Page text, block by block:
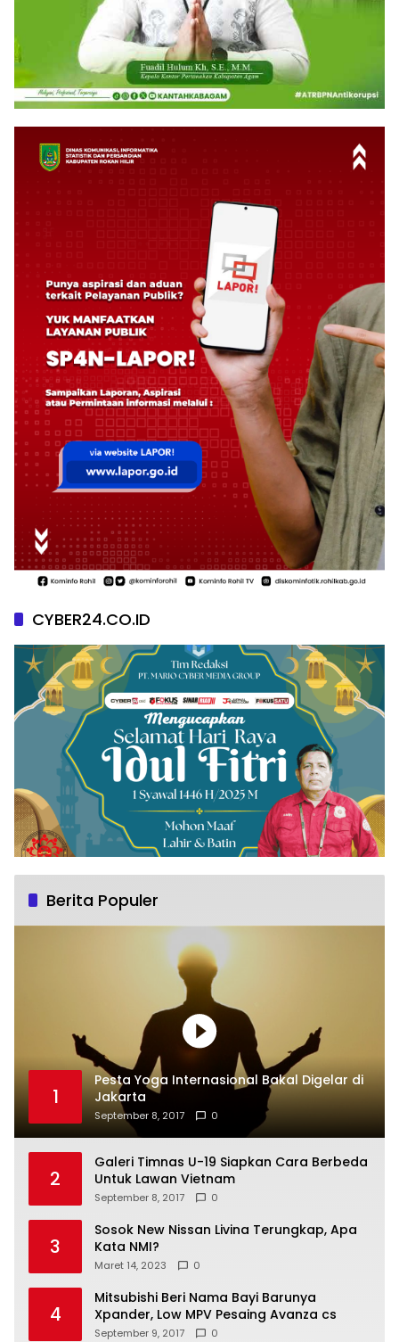
CYBER24.CO.ID
Berita Populer
1
Pesta Yoga Internasional Bakal Digelar di
Jakarta
September 8, 2017 0
2
Galeri Timnas U-19 Siapkan Cara Berbeda
Untuk Lawan Vietnam
September 8, 2017 0
3
Sosok New Nissan Livina Terungkap, Apa
Kata NMI?
Maret 14, 2023 0
4
Mitsubishi Beri Nama Bayi Barunya
Xpander, Low MPV Pesaing Avanza cs
September 9, 2017 0